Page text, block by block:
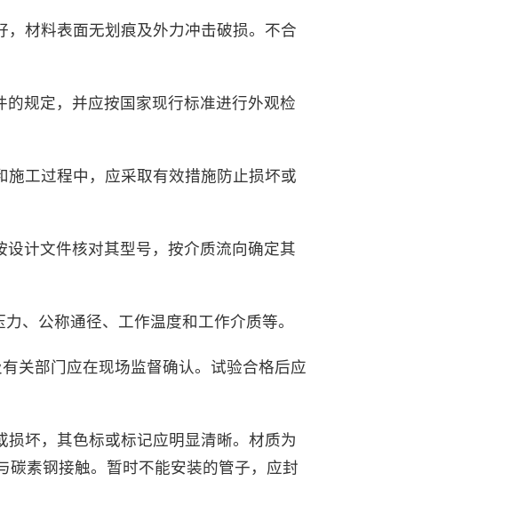
材料表面无划痕及外力冲击破损。不合
规定，并应按国家现行标准进行外观检
工过程中，应采取有效措施防止损坏或
计文件核对其型号，按介质流向确定其
、公称通径、工作温度和工作介质等。
关部门应在现场监督确认。试验合格后应
坏，其色标或标记应明显清晰。材质为
碳素钢接触。暂时不能安装的管子，应封